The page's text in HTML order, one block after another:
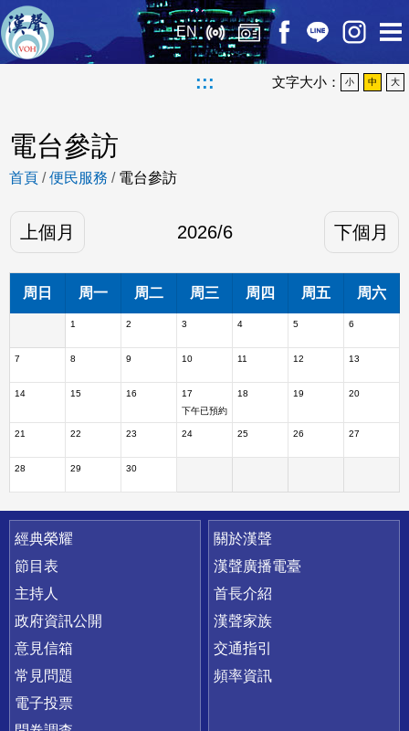
EN
::: 文字大小： 小 中 大
電台參訪
首頁 /便民服務 / 電台參訪
上個月 2026/6 下個月
周日 周一 周二 周三 周四 周五 周六
1 2 3 4 5 6
7 8 9 10 11 12 13
14 15 16 17 18 19
20
下午已預約
21 22 23 24 25 26 27
28 29 30
快速連結
經典榮耀
節目表
主持人
政府資訊公開
意見信箱
常見問題
電子投票
關於漢聲
漢聲廣播電臺
首長介紹
漢聲家族
交通指引
頻率資訊